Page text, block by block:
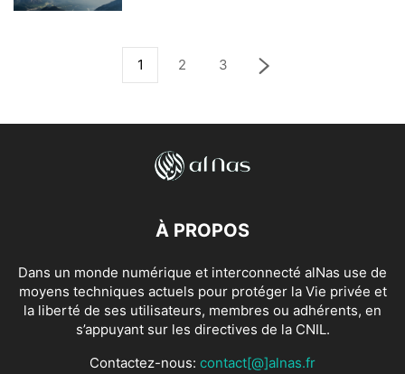
1 2 3
À PROPOS
Dans un monde numérique et interconnecté alNas use de
moyens techniques actuels pour protéger la Vie privée et
la liberté de ses utilisateurs, membres ou adhérents, en
s’appuyant sur les directives de la CNIL.
Contactez-nous: contact[@]alnas.fr